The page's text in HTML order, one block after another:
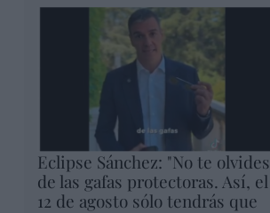
Eclipse Sánchez: "No te olvides
de las gafas protectoras. Así, el
12 de agosto sólo tendrás que